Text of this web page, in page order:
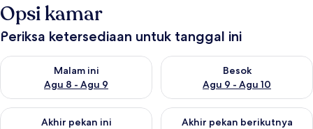
Opsi kamar
Periksa ketersediaan untuk tanggal ini
Malam ini
Agu 8 - Agu 9
Periksa ketersediaan untuk malam ini Agu 8 - Agu 9
Besok
Agu 9 - Agu 10
Periksa ketersediaan untuk
Akhir pekan ini
Periksa ketersediaan untuk akhir pekan ini Agu 14 - Agu 16
Akhir pekan berikutnya
Periksa ketersediaan untuk